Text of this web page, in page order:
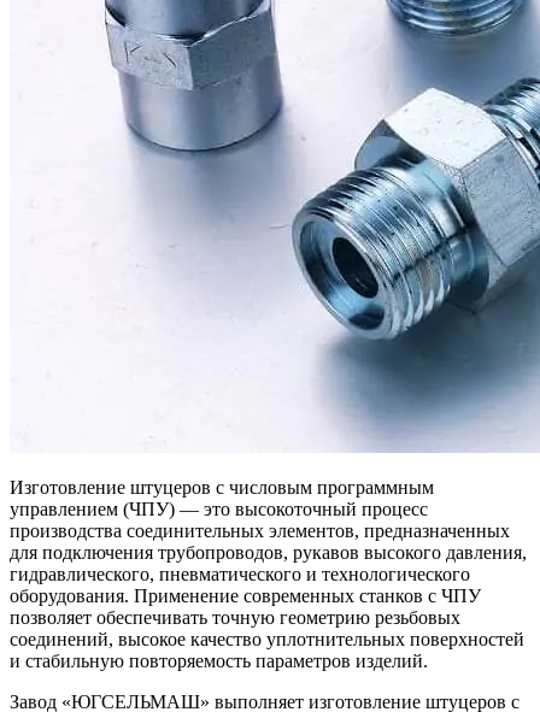
Изготовление штуцеров с числовым программным
управлением (ЧПУ) — это высокоточный процесс
производства соединительных элементов, предназначенных
для подключения трубопроводов, рукавов высокого давления,
гидравлического, пневматического и технологического
оборудования. Применение современных станков с ЧПУ
позволяет обеспечивать точную геометрию резьбовых
соединений, высокое качество уплотнительных поверхностей
и стабильную повторяемость параметров изделий.
Завод «ЮГСЕЛЬМАШ» выполняет изготовление штуцеров с